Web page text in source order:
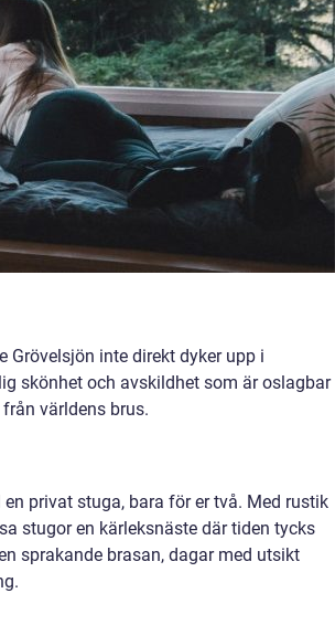
Grövelsjön inte direkt dyker upp i
skönhet och avskildhet som är oslagbar
världens brus.
privat stuga, bara för er två. Med rustik
stugor en kärleksnäste där tiden tycks
sprakande brasan, dagar med utsikt